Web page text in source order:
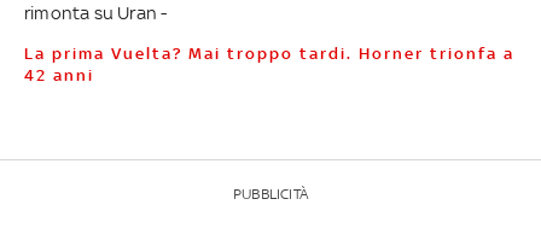
rimonta su Uran -
La prima Vuelta? Mai troppo tardi. Horner trionfa a
42 anni
PUBBLICITÀ